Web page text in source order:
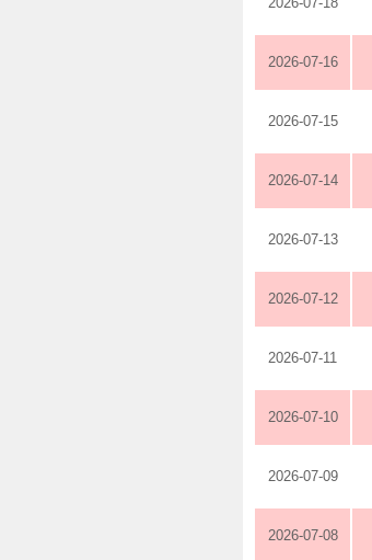
2026-07-16
2026-07-15
2026-07-14
2026-07-13
2026-07-12
2026-07-11
2026-07-10
2026-07-09
2026-07-08